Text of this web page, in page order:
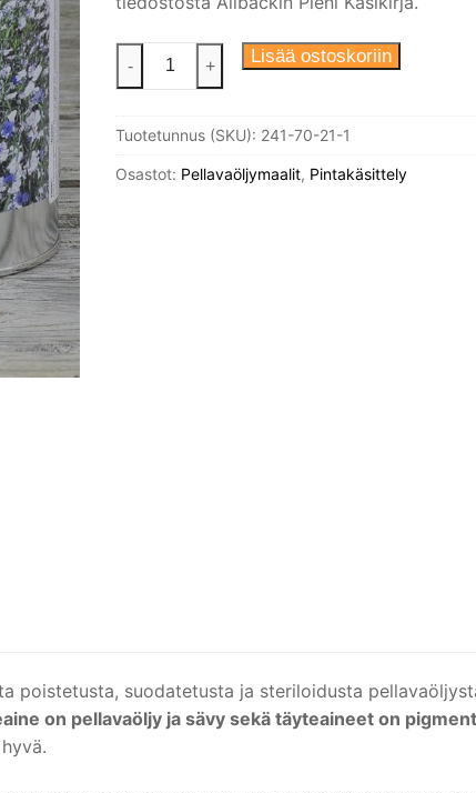
Allbäck
pellavaöljymaali
1
l
- + Lisää ostoskoriin
Tuotetunnus (SKU): 241-70-21-1
Osastot: Pellavaöljymaalit, Pintakäsittely
poistetusta, suodatetusta ja steriloidusta
on pellavaöljy ja sävy sekä täyteaineet on